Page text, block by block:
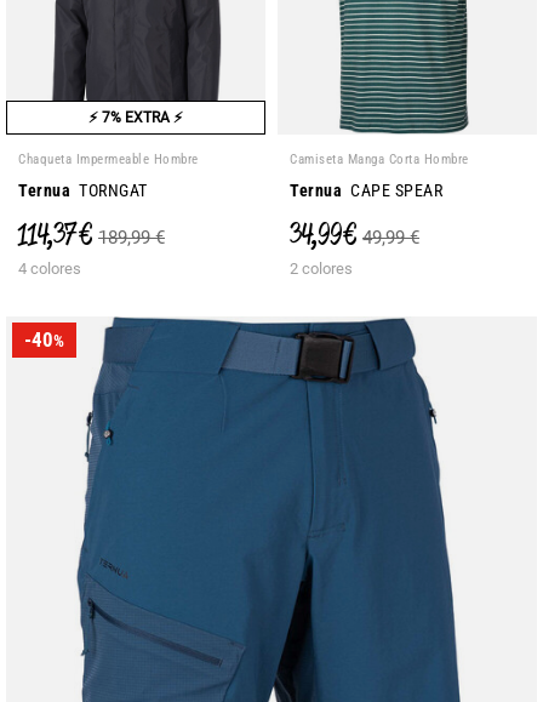
⚡ 7% EXTRA ⚡
Chaqueta Impermeable Hombre
Ternua TORNGAT
114,37 € 189,99 €
4 colores
Camiseta Manga Corta Hombre
Ternua CAPE SPEAR
34,99 € 49,99 €
2 colores
-40%